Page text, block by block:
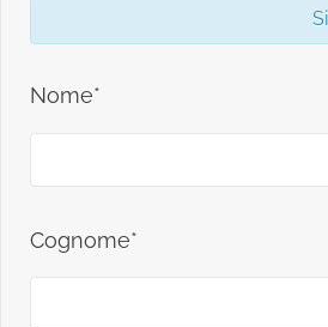
Nome*
Cognome*